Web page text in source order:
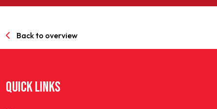
Back to overview
QUICK LINKS